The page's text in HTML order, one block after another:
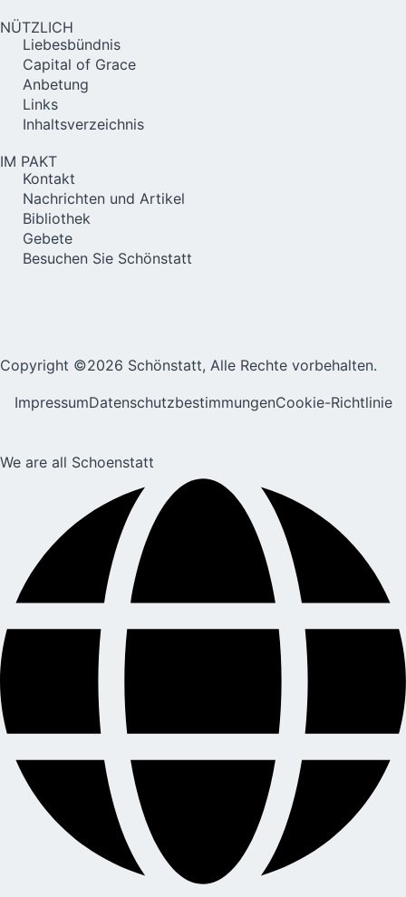
NÜTZLICH
Liebesbündnis
Capital of Grace
Anbetung
Links
Inhaltsverzeichnis
IM PAKT
Kontakt
Nachrichten und Artikel
Bibliothek
Gebete
Besuchen Sie Schönstatt
Copyright ©2026 Schönstatt, Alle Rechte vorbehalten.
ImpressumDatenschutzbestimmungenCookie-Richtlinie
We are all Schoenstatt